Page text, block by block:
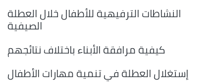
النشاطات الترفيهية للأطفال خلال العطلة
الصيفية
كيفية مرافقة الأبناء باختلاف نتائجهم
إستغلال العطلة في تنمية مهارات الأطفال